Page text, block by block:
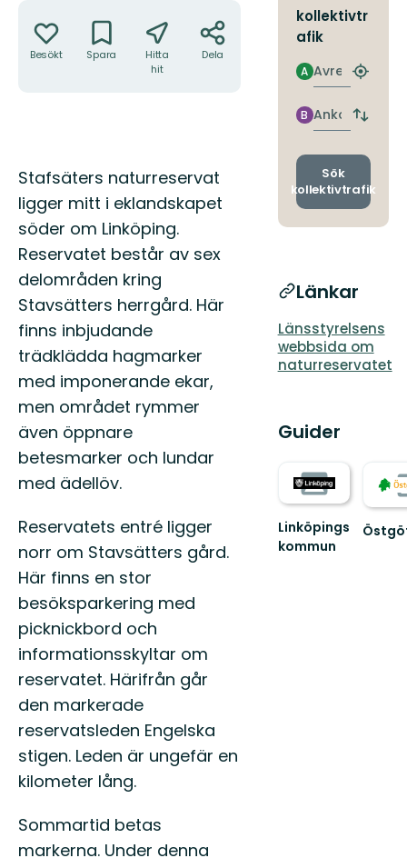
Besökt Spara
Hitta
hit
Dela
Beskrivning
Stafsäters naturreservat
ligger mitt i eklandskapet
söder om Linköping.
Reservatet består av sex
delområden kring
Stavsätters herrgård. Här
finns inbjudande
trädklädda hagmarker
med imponerande ekar,
men området rymmer
även öppnare
betesmarker och lundar
med ädellöv.
Reservatets entré ligger
norr om Stavsätters gård.
Här finns en stor
besöksparkering med
picknickbord och
informationsskyltar om
reservatet. Härifrån går
den markerade
reservatsleden Engelska
stigen. Leden är ungefär en
kilometer lång.
Sommartid betas
markerna. Under denna
kollektivtr
afik
Avresa
A
Hitta
Ankomst
B
Byt
och
Sök
kollektivtrafik
Länkar
Länsstyrelsens
webbsida om
naturreservatet
Guider
Linköpings
kommun